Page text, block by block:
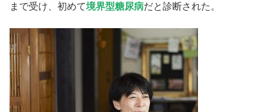
まで受け、初めて境界型糖尿病だと診断された。